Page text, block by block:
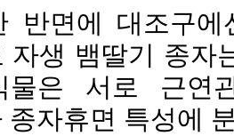
반면에 대조구
자생 뱀딸기 종자
물은 서로 근연
종자휴면 특성에